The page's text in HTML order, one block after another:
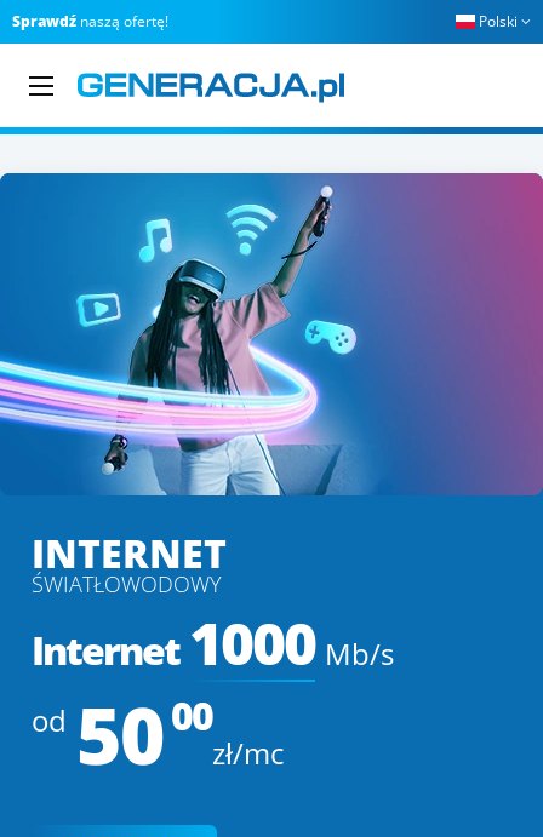
Sprawdź naszą ofertę! Polski 
INTERNET
ŚWIATŁOWODOWY
Internet 1000 Mb/s
od 5000
zł/mc